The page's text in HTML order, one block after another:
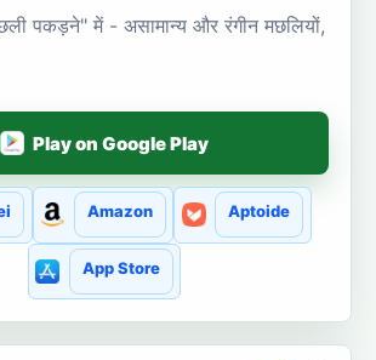
पकड़ने" में - असामान्य और रंगीन मछलियों,
Play on Google Play
Amazon Aptoide
App Store